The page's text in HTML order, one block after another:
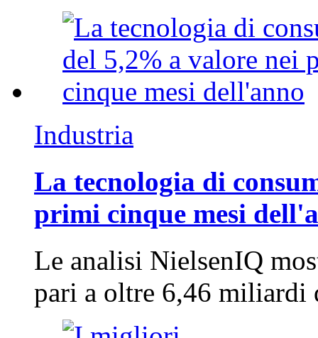
Industria
La tecnologia di
primi cinque mesi
Le analisi NielsenIQ
pari a oltre 6,46